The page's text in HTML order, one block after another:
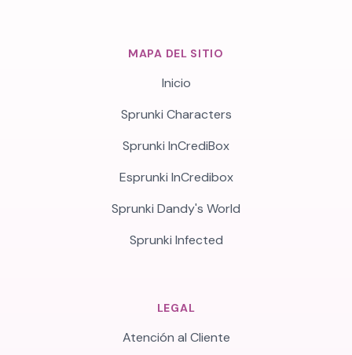
MAPA DEL SITIO
Inicio
Sprunki Characters
Sprunki InCrediBox
Esprunki InCredibox
Sprunki Dandy's World
Sprunki Infected
LEGAL
Atención al Cliente